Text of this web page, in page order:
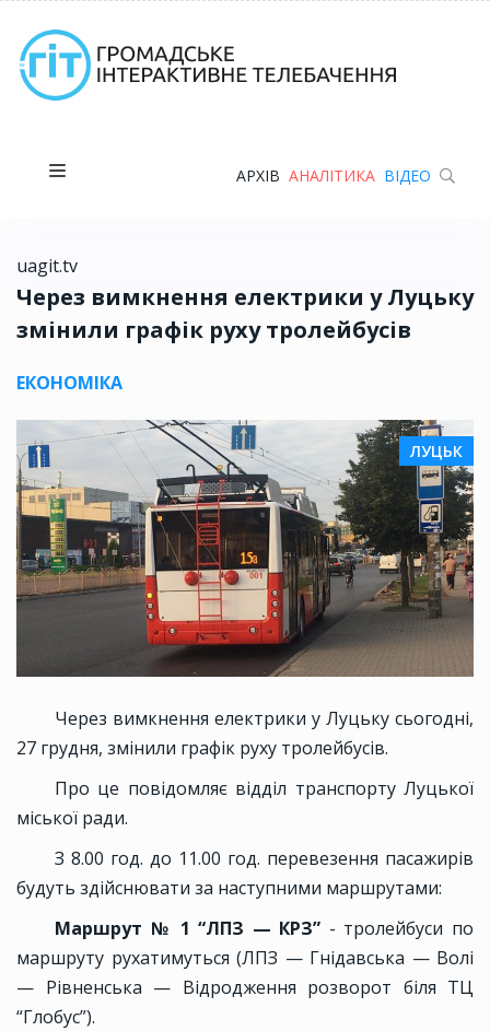
АРХІВ АНАЛІТИКА ВІДЕО
uagit.tv
Через вимкнення електрики у Луцьку
змінили графік руху тролейбусів
ЕКОНОМІКА
ЛУЦЬК
Через вимкнення електрики у Луцьку сьогодні,
27 грудня, змінили графік руху тролейбусів.
Про це повідомляє відділ транспорту Луцької
міської ради.
З 8.00 год. до 11.00 год. перевезення пасажирів
будуть здійснювати за наступними маршрутами:
Маршрут № 1 “ЛПЗ — КРЗ” - тролейбуси по
маршруту рухатимуться (ЛПЗ — Гнідавська — Волі
— Рівненська — Відродження розворот біля ТЦ
“Глобус”).